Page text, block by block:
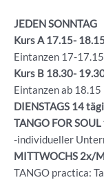
JEDEN SONNTAG
Kurs A 17.15-
Eintanzen 17-
Kurs B 18.30-
Eintanzen ab
DIENSTAGS 14
TANGO FOR
-individueller
MITTWOCHS 2x/
TANGO practica: